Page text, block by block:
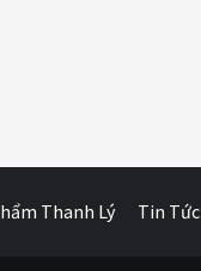
Thanh Lý Tin Tức